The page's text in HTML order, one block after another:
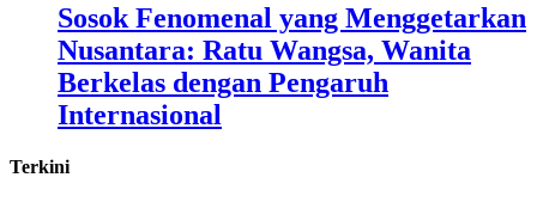
Sosok Fenomenal yang Menggetarkan
Nusantara: Ratu Wangsa, Wanita
Berkelas dengan Pengaruh
Internasional
Terkini